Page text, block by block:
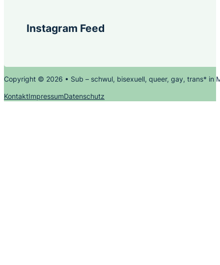
Instagram Feed
Copyright © 2026 • Sub – schwul, bisexuell, queer, gay, trans* in
KontaktImpressumDatenschutz